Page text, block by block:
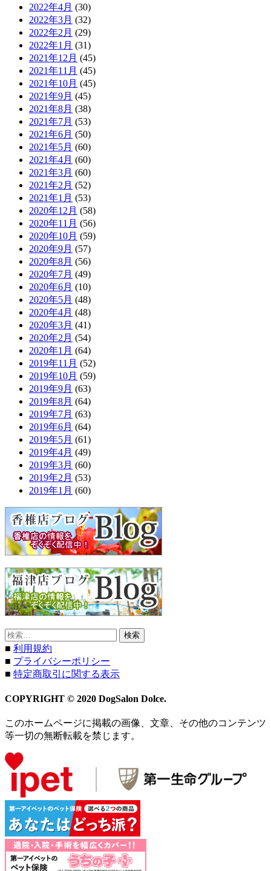
2022年4月 (30)
2022年3月 (32)
2022年2月 (29)
2022年1月 (31)
2021年12月 (45)
2021年11月 (45)
2021年10月 (45)
2021年9月 (45)
2021年8月 (38)
2021年7月 (53)
2021年6月 (50)
2021年5月 (60)
2021年4月 (60)
2021年3月 (60)
2021年2月 (52)
2021年1月 (53)
2020年12月 (58)
2020年11月 (56)
2020年10月 (59)
2020年9月 (57)
2020年8月 (56)
2020年7月 (49)
2020年6月 (10)
2020年5月 (48)
2020年4月 (48)
2020年3月 (41)
2020年2月 (54)
2020年1月 (64)
2019年11月 (52)
2019年10月 (59)
2019年9月 (63)
2019年8月 (64)
2019年7月 (63)
2019年6月 (64)
2019年5月 (61)
2019年4月 (49)
2019年3月 (60)
2019年2月 (53)
2019年1月 (60)
検
索:
■ 利用規約
■ プライバシーポリシー
■ 特定商取引に関する表示
COPYRIGHT © 2020 DogSalon Dolce.
このホームページに掲載の画像、文章、その他のコンテンツ
等一切の無断転載を禁じます。